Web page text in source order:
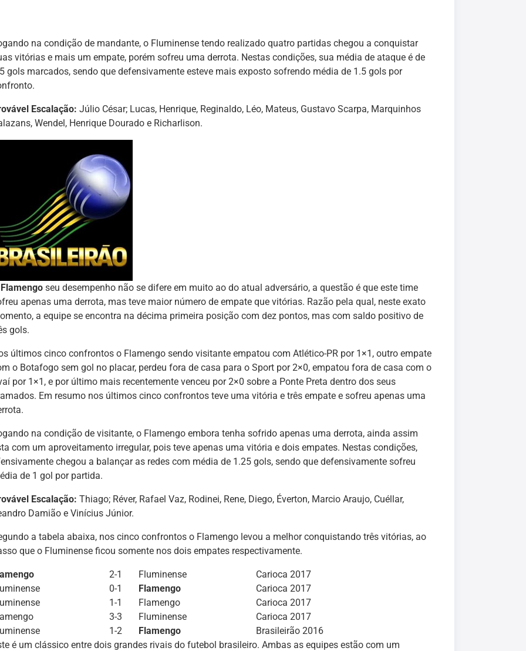
na condição de mandante, o Fluminense tendo realizado quatro partidas chegou a conquistar
vitórias e mais um empate, porém sofreu uma derrota. Nestas condições, sua média de ataque é de
gols marcados, sendo que defensivamente esteve mais exposto sofrendo média de 1.5 gols por
Escalação: Júlio César; Lucas, Henrique, Reginaldo, Léo, Mateus, Gustavo Scarpa, Marquinhos
Wendel, Henrique Dourado e Richarlison.
Flamengo seu desempenho não se difere em muito ao do atual adversário, a questão é que este time
apenas uma derrota, mas teve maior número de empate que vitórias. Razão pela qual, neste exato
a equipe se encontra na décima primeira posição com dez pontos, mas com saldo positivo de
gols.
últimos cinco confrontos o Flamengo sendo visitante empatou com Atlético-PR por 1×1, outro empate
o Botafogo sem gol no placar, perdeu fora de casa para o Sport por 2×0, empatou fora de casa com o
por 1×1, e por último mais recentemente venceu por 2×0 sobre a Ponte Preta dentro dos seus
Em resumo nos últimos cinco confrontos teve uma vitória e três empate e sofreu apenas uma
na condição de visitante, o Flamengo embora tenha sofrido apenas uma derrota, ainda assim
com um aproveitamento irregular, pois teve apenas uma vitória e dois empates. Nestas condições,
chegou a balançar as redes com média de 1.25 gols, sendo que defensivamente sofreu
de 1 gol por partida.
Escalação: Thiago; Réver, Rafael Vaz, Rodinei, Rene, Diego, Éverton, Marcio Araujo, Cuéllar,
Damião e Vinícius Júnior.
a tabela abaixa, nos cinco confrontos o Flamengo levou a melhor conquistando três vitórias, ao
que o Fluminense ficou somente nos dois empates respectivamente.
2-1 Fluminense
Carioca 2017
0-1 Flamengo
Carioca 2017
1-1 Flamengo
Carioca 2017
3-3 Fluminense
Carioca 2017
1-2 Flamengo
Brasileirão 2016
é um clássico entre dois grandes rivais do futebol brasileiro. Ambas as equipes estão com um